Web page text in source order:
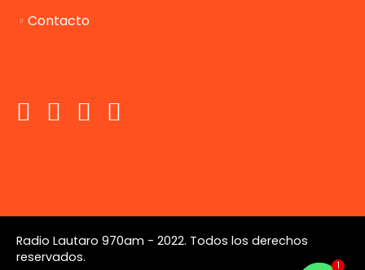
Contacto
Radio Lautaro 970am - 2022. Todos los derechos
reservados.
1